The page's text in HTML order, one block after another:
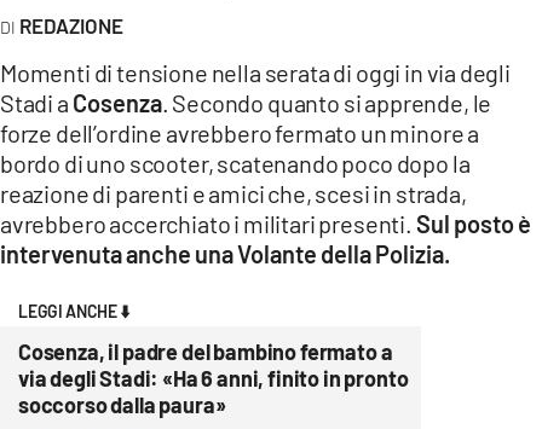
LACTV.IT
LACONAIR.IT
LACITYMAG.IT
ILREGGINO.IT
COSENZACHANNEL.IT
ILVIBONESE.IT
App
REDAZIONE
Momenti di tensione nella serata di oggi in via degli
Stadi a Cosenza. Secondo quanto si apprende, le
forze dell’ordine avrebbero fermato un minore a
bordo di uno scooter, scatenando poco dopo la
reazione di parenti e amici che, scesi in strada,
avrebbero accerchiato i militari presenti. Sul posto è
intervenuta anche una Volante della Polizia.
LEGGI ANCHE ⬇️
Cosenza, il padre del bambino fermato a
via degli Stadi: «Ha 6 anni, finito in pronto
soccorso dalla paura»